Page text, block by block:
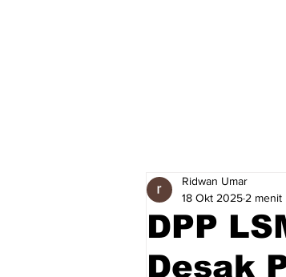
DPP
Desak
Ridwan Umar
18 Okt 2025 2 menit